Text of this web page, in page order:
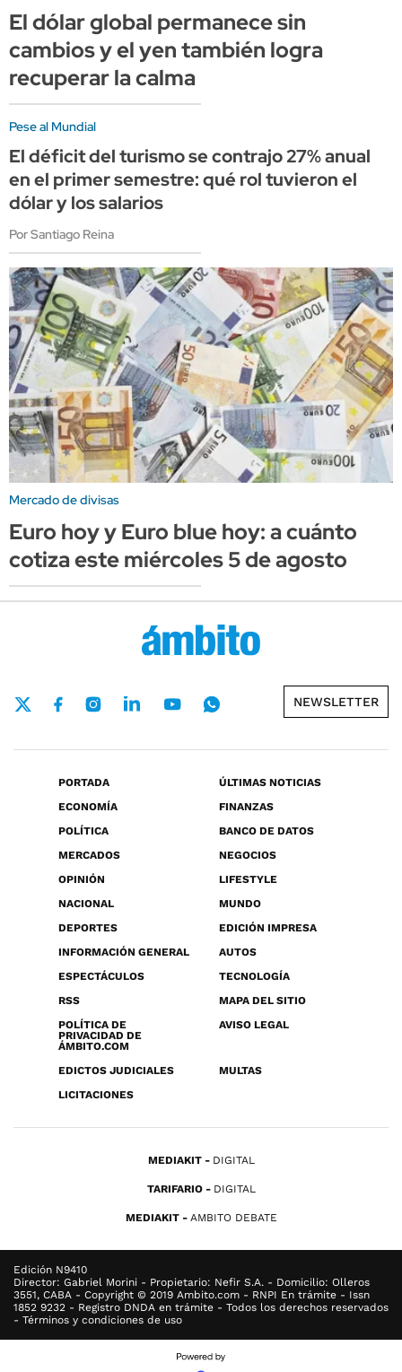
El dólar global permanece sin
cambios y el yen también logra
recuperar la calma
Pese al Mundial
El déficit del turismo se contrajo 27% anual
en el primer semestre: qué rol tuvieron el
dólar y los salarios
Por Santiago Reina
Mercado de divisas
Euro hoy y Euro blue hoy: a cuánto
cotiza este miércoles 5 de agosto
NEWSLETTER
PORTADA
ÚLTIMAS NOTICIAS
ECONOMÍA
FINANZAS
POLÍTICA
BANCO DE DATOS
MERCADOS
NEGOCIOS
OPINIÓN
LIFESTYLE
NACIONAL
MUNDO
DEPORTES
EDICIÓN IMPRESA
INFORMACIÓN GENERAL
AUTOS
ESPECTÁCULOS
TECNOLOGÍA
RSS
MAPA DEL SITIO
POLÍTICA DE
PRIVACIDAD DE
ÁMBITO.COM
AVISO LEGAL
EDICTOS JUDICIALES
MULTAS
LICITACIONES
MEDIAKIT DIGITAL
TARIFARIO DIGITAL
MEDIAKIT AMBITO DEBATE
Edición N9410
Director: Gabriel Morini - Propietario: Nefir S.A. - Domicilio: Olleros
3551, CABA - Copyright © 2019 Ambito.com - RNPI En trámite - Issn
1852 9232 - Registro DNDA en trámite - Todos los derechos reservados
- Términos y condiciones de uso